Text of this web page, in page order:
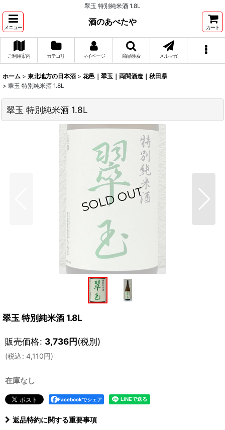
翠玉 特別純米酒 1.8L
メニュー
酒のあべたや
カート
ご利用案内 カテゴリ マイページ 商品検索 メルマガ
ホーム > 東北地方の日本酒 > 花邑｜翠玉｜両関酒造｜秋田県
> 翠玉 特別純米酒 1.8L
翠玉 特別純米酒 1.8L
翠玉 特別純米酒 1.8L
販売価格: 3,736円(税別)
(税込: 4,110円)
在庫なし
Facebookでシェア
返品特約に関する重要事項